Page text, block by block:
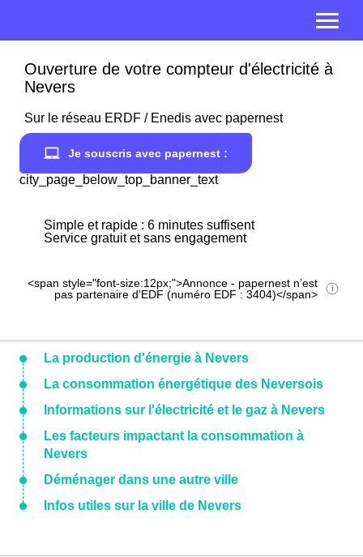
Ouverture de votre compteur d'électricité à
Nevers
Sur le réseau ERDF / Enedis avec papernest
Je souscris avec papernest :
city_page_below_top_banner_text
Simple et rapide : 6 minutes suffisent
Service gratuit et sans engagement
<span style="font-size:12px;">Annonce - papernest n’est
pas partenaire d’EDF (numéro EDF : 3404)</span>
La production d'énergie à Nevers
La consommation énergétique des Neversois
Informations sur l'électricité et le gaz à Nevers
Les facteurs impactant la consommation à
Nevers
Déménager dans une autre ville
Infos utiles sur la ville de Nevers